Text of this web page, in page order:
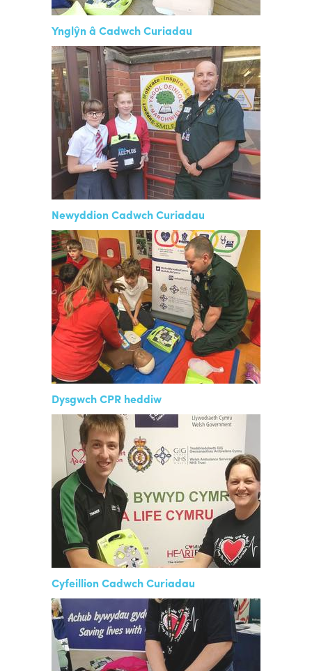
Ynglŷn â Cadwch Curiadau
Newyddion Cadwch Curiadau
Dysgwch CPR heddiw
Cyfeillion Cadwch Curiadau